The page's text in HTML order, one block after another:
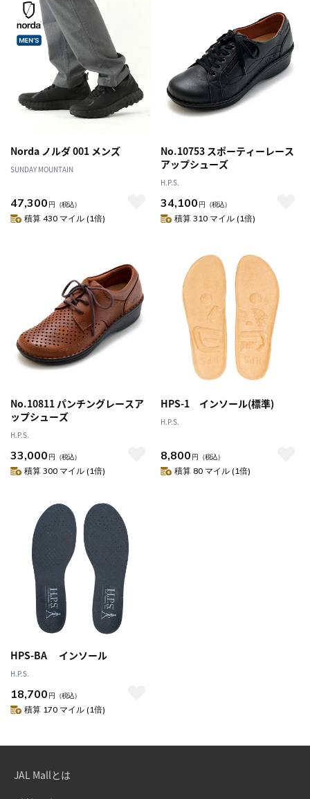
Norda ノルダ 001 メンズ
SUNDAY MOUNTAIN
47,300 円 （税込）
積算 430 マイル (1倍)
No.10753 スポーティーレース
アップシューズ
H.P.S.
34,100 円 （税込）
積算 310 マイル (1倍)
No.10811 パンチングレースア
ップシューズ
H.P.S.
33,000 円 （税込）
積算 300 マイル (1倍)
HPS-1 インソール(標準)
H.P.S.
8,800 円 （税込）
積算 80 マイル (1倍)
HPS-BA インソール
H.P.S.
18,700 円 （税込）
積算 170 マイル (1倍)
JAL Mallとは